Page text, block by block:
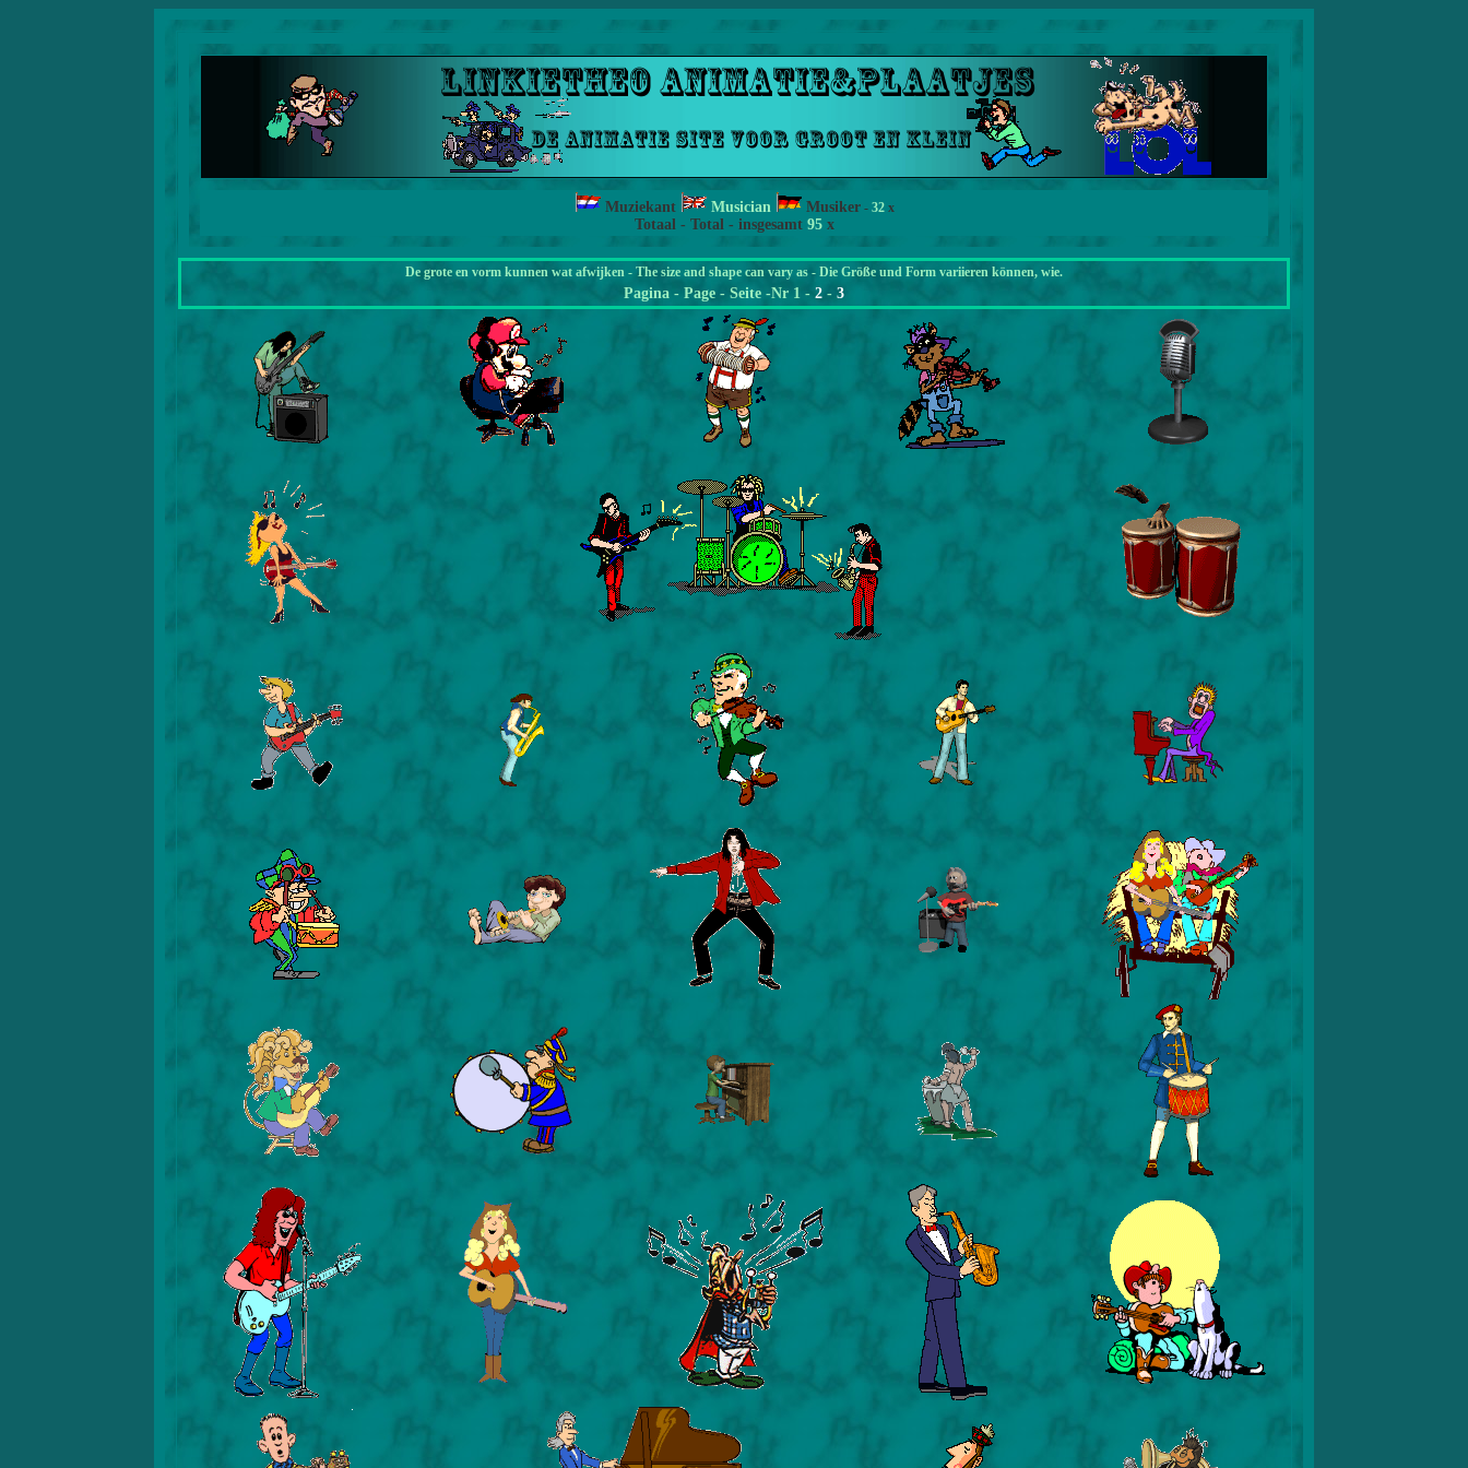
Muziekant Musician Musiker - 32 x
Totaal - Total - insgesamt 95 x
De grote en vorm kunnen wat afwijken - The size and shape can vary as - Die Größe und Form variieren können, wie.
Pagina - Page - Seite -Nr 1 - 2 - 3